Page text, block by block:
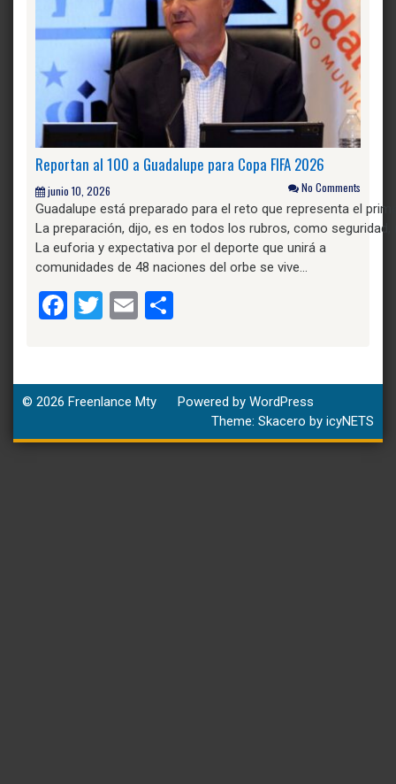
Reportan al 100 a Guadalupe para Copa FIFA 2026
junio 10, 2026 No Comments
Guadalupe está preparado para el reto que representa el
La preparación, dijo, es en todos los rubros, como
La euforia y expectativa por el deporte que unirá a
comunidades de 48 naciones del orbe se vive…
Facebook
Twitter
Email
© 2026 Freenlance Mty
Powered by WordPress
Theme: Skacero by icyNETS